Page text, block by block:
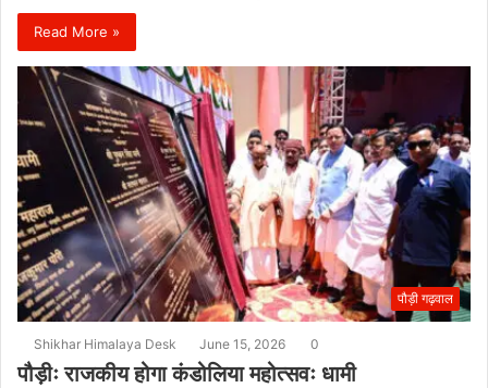
Read More »
पौड़ी गढ़वाल
Shikhar Himalaya Desk June 15, 2026 0
पौड़ीः राजकीय होगा कंडोलिया महोत्सवः धामी